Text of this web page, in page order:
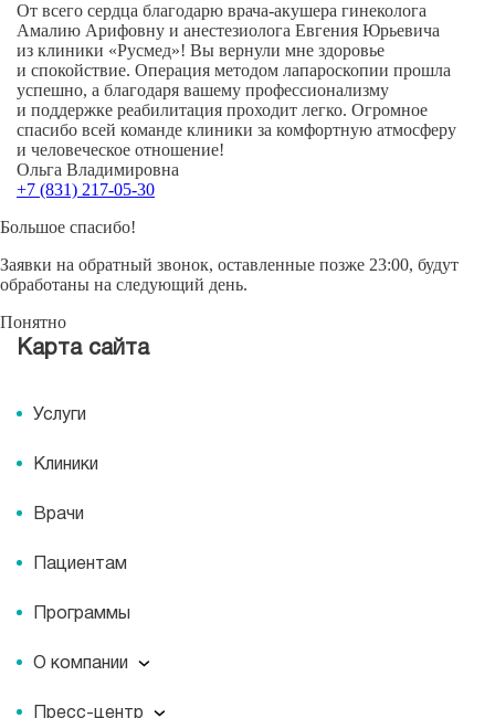
От всего сердца благодарю врача-акушера гинеколога
Амалию Арифовну и анестезиолога Евгения Юрьевича
из клиники «Русмед»! Вы вернули мне здоровье
и спокойствие. Операция методом лапароскопии прошла
успешно, а благодаря вашему профессионализму
и поддержке реабилитация проходит легко. Огромное
спасибо всей команде клиники за комфортную атмосферу
и человеческое отношение!
Ольга Владимировна
+7 (831) 217-05-30
Большое спасибо!
Заявки на обратный звонок, оставленные позже 23:00, будут
обработаны на следующий день.
Понятно
Карта сайта
Услуги
Клиники
Врачи
Пациентам
Программы
О компании
Пресс-центр